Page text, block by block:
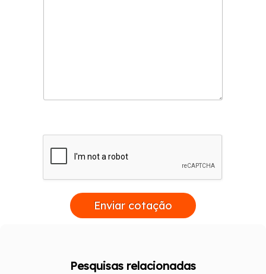
Enviar cotação
Pesquisas relacionadas